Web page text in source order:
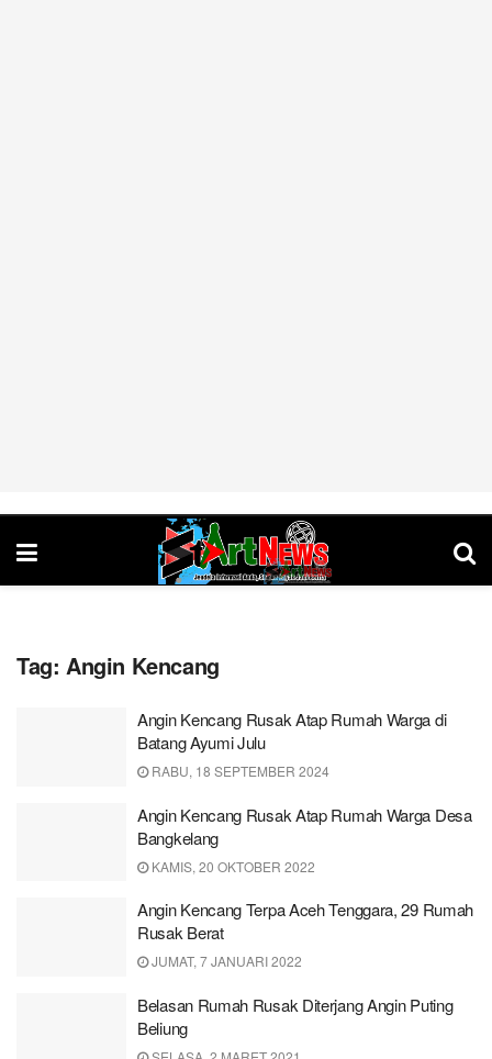
Tag: Angin Kencang
Angin Kencang Rusak Atap Rumah Warga di
Batang Ayumi Julu
RABU, 18 SEPTEMBER 2024
Angin Kencang Rusak Atap Rumah Warga Desa
Bangkelang
KAMIS, 20 OKTOBER 2022
Angin Kencang Terpa Aceh Tenggara, 29 Rumah
Rusak Berat
JUMAT, 7 JANUARI 2022
Belasan Rumah Rusak Diterjang Angin Puting
Beliung